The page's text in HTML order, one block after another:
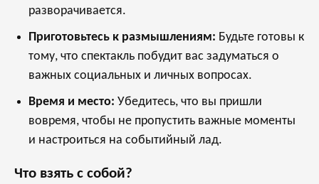
разворачивается.
Приготовьтесь к размышлениям: Будьте готовы к
тому, что спектакль побудит вас задуматься о
важных социальных и личных вопросах.
Время и место: Убедитесь, что вы пришли
вовремя, чтобы не пропустить важные моменты
и настроиться на событийный лад.
Что взять с собой?